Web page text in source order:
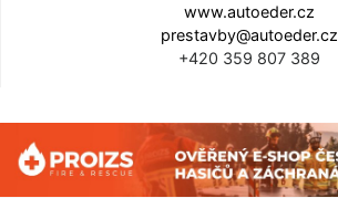
www.autoeder.cz
prestavby@autoeder.cz
+420 359 807 389